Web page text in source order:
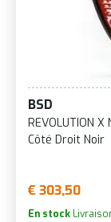
BSD
REVOLUTION
Côté Droit Noir
€ 303,50
En stock